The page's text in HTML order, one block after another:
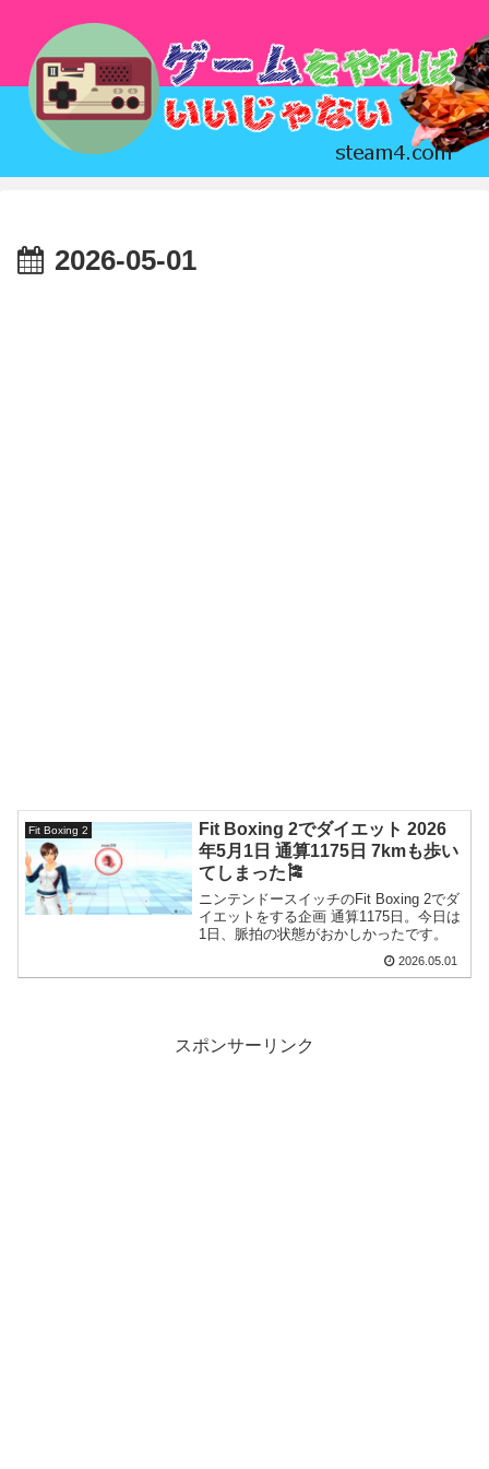
2026-05-01
Fit Boxing 2
Fit Boxing 2でダイエット 2026
年5月1日 通算1175日 7kmも歩い
てしまった🎏
ニンテンドースイッチのFit Boxing 2でダ
イエットをする企画 通算1175日。今日は
1日、脈拍の状態がおかしかったです。
2026.05.01
スポンサーリンク